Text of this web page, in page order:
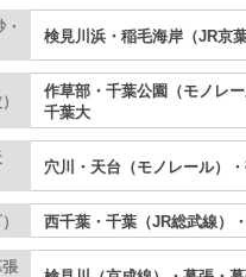
検見川浜・稲毛海岸（JR京
作草部・千葉公園（モノレ
千葉大
穴川・天台（モノレール）
西千葉・千葉（JR総武線）